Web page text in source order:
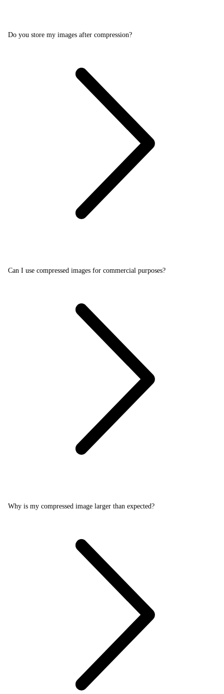
Do you store my images after compression?
Can I use compressed images for commercial purposes?
Why is my compressed image larger than expected?